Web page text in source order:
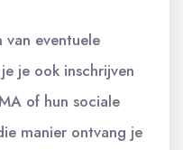
eventuele
je ook inschrijven
of hun sociale
manier ontvang je